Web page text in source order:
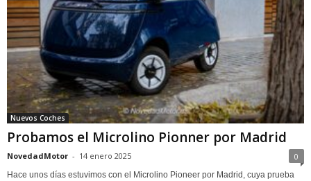
Nuevos Coches
Probamos el Microlino Pionner por Madrid
NovedadMotor - 14 enero 2025 0
Hace unos días estuvimos con el Microlino Pioneer por Madrid, cuya prueba